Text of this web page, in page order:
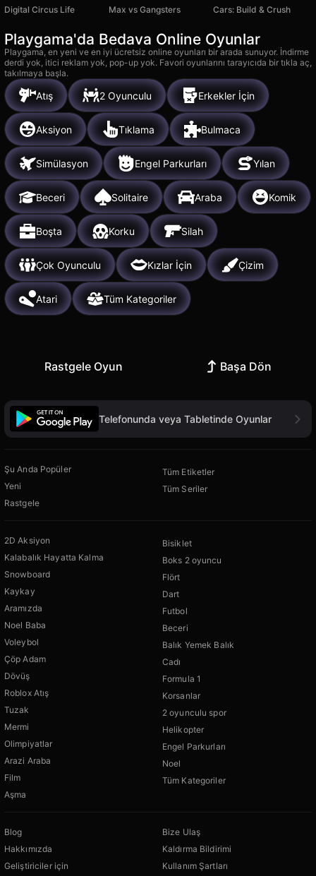
Digital Circus Life
Max vs Gangsters Cars: Build & Crush
Playgama'da Bedava Online Oyunlar
Playgama, en yeni ve en iyi ücretsiz online oyunları bir arada sunuyor. İndirme
derdi yok, itici reklam yok, pop-up yok. Favori oyunlarını tarayıcıda bir tıkla aç,
takılmaya başla.
Atış 2 Oyunculu Erkekler İçin
Aksiyon Tıklama Bulmaca
Simülasyon Engel Parkurları Yılan
Beceri Solitaire Araba Komik
Boşta Korku Silah
Çok Oyunculu Kızlar İçin Çizim
Atari Tüm Kategoriler
Rastgele Oyun Başa Dön
Telefonunda veya Tabletinde Oyunlar
Şu Anda Popüler
Yeni
Rastgele
Tüm Etiketler
Tüm Seriler
2D Aksiyon
Kalabalık Hayatta Kalma
Snowboard
Kaykay
Aramızda
Noel Baba
Voleybol
Çöp Adam
Dövüş
Roblox Atış
Tuzak
Mermi
Olimpiyatlar
Arazi Araba
Film
Aşma
Bisiklet
Boks 2 oyuncu
Flört
Dart
Futbol
Beceri
Balık Yemek Balık
Cadı
Formula 1
Korsanlar
2 oyunculu spor
Helikopter
Engel Parkurları
Noel
Tüm Kategoriler
Blog
Hakkımızda
Geliştiriciler için
Bize Ulaş
Kaldırma Bildirimi
Kullanım Şartları